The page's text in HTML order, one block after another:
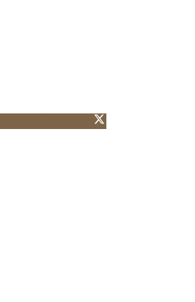
Guardar no Pinterest